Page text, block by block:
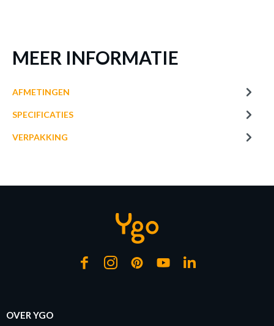
MEER INFORMATIE
AFMETINGEN
SPECIFICATIES
VERPAKKING
€ 3,80
LED-lamp LED LAMP Wit
OVER YGO